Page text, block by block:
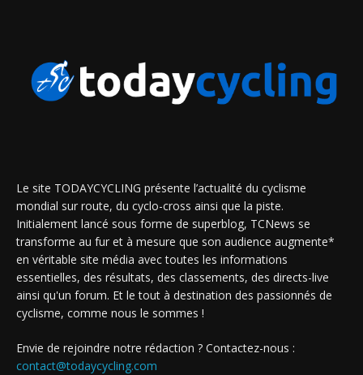
Le site TODAYCYCLING présente l’actualité du cyclisme
mondial sur route, du cyclo-cross ainsi que la piste.
Initialement lancé sous forme de superblog, TCNews se
transforme au fur et à mesure que son audience augmente*
en véritable site média avec toutes les informations
essentielles, des résultats, des classements, des directs-live
ainsi qu'un forum. Et le tout à destination des passionnés de
cyclisme, comme nous le sommes !
Envie de rejoindre notre rédaction ? Contactez-nous :
contact@todaycycling.com